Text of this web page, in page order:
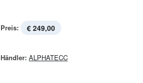
Preis: € 249,00
Händler: ALPHATECC